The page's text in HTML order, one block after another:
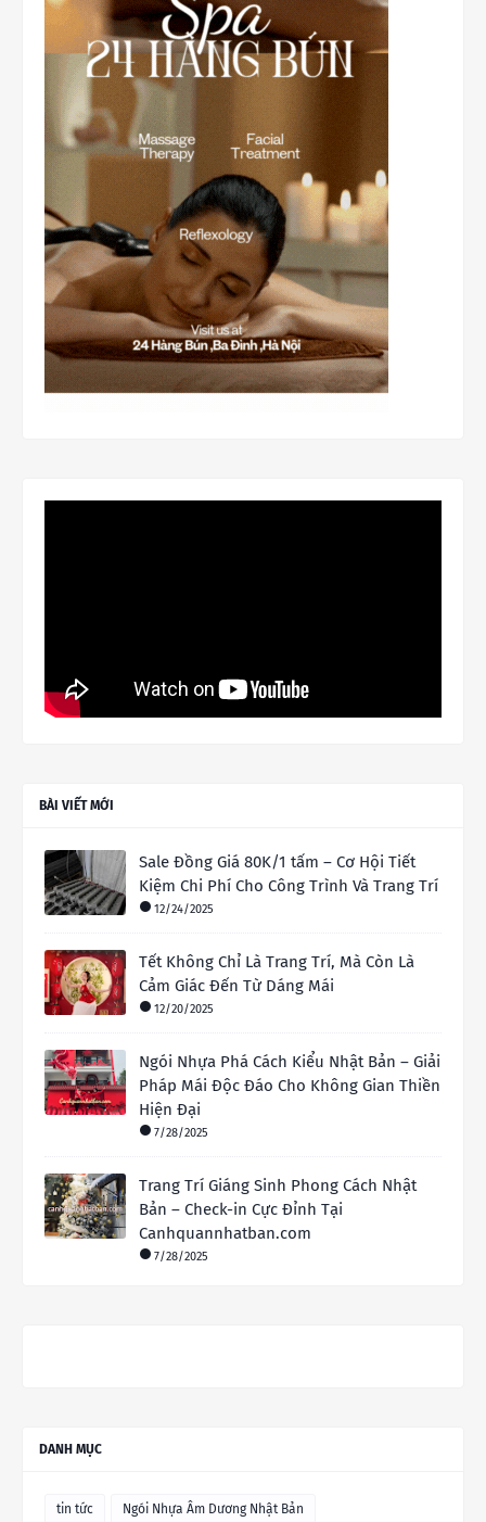
BÀI VIẾT MỚI
Sale Đồng Giá 80K/1 tấm – Cơ Hội Tiết
Kiệm Chi Phí Cho Công Trình Và Trang Trí
12/24/2025
Tết Không Chỉ Là Trang Trí, Mà Còn Là
Cảm Giác Đến Từ Dáng Mái
12/20/2025
Ngói Nhựa Phá Cách Kiểu Nhật Bản – Giải
Pháp Mái Độc Đáo Cho Không Gian Thiền
Hiện Đại
7/28/2025
Trang Trí Giáng Sinh Phong Cách Nhật
Bản – Check-in Cực Đỉnh Tại
Canhquannhatban.com
7/28/2025
DANH MỤC
tin tức Ngói Nhựa Âm Dương Nhật Bản